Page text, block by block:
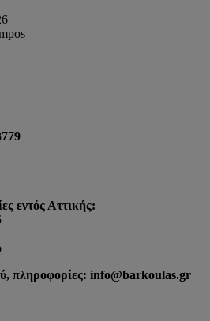
εντός Αττικής:
πληροφορίες: info@barkoulas.gr